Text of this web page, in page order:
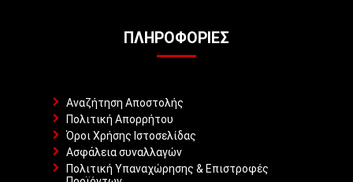
ΠΛΗΡΟΦΟΡΊΕΣ
Αναζήτηση Αποστολής
Πολιτική Απορρήτου
Όροι Χρήσης Ιστοσελίδας
Ασφάλεια συναλλαγών
Πολιτική Υπαναχώρησης & Επιστροφές